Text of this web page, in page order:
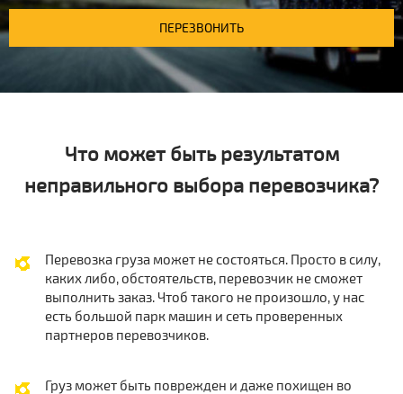
ПЕРЕЗВОНИТЬ
Что может быть результатом
неправильного выбора перевозчика?
Перевозка груза может не состояться. Просто в силу,
каких либо, обстоятельств, перевозчик не сможет
выполнить заказ. Чтоб такого не произошло, у нас
есть большой парк машин и сеть проверенных
партнеров перевозчиков.
Груз может быть поврежден и даже похищен во